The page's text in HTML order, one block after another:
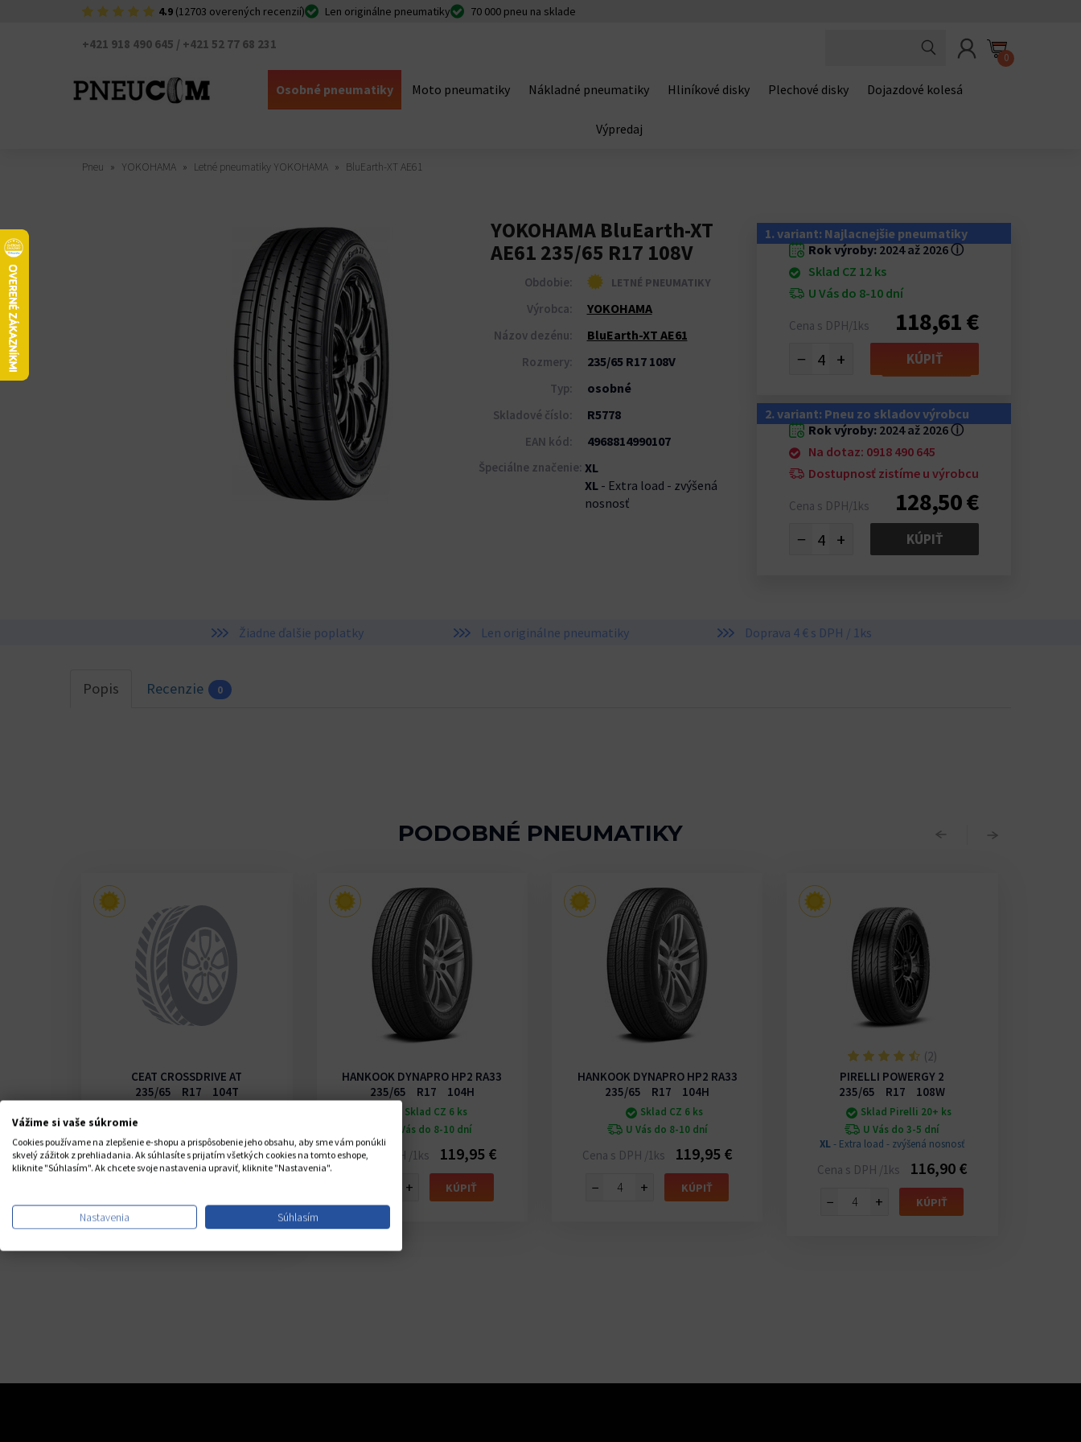
4.9 (12703 overených recenzií) Len originálne pneumatiky 70 000 pneu na sklade
+421 918 490 645 / +421 52 77 68 231
0
Osobné pneumatiky Moto pneumatiky Nákladné pneumatiky Hliníkové disky Plechové disky Dojazdové kolesá
Výpredaj
Pneu YOKOHAMA Letné pneumatiky YOKOHAMA BluEarth-XT AE61
YOKOHAMA BluEarth-XT
AE61 235/65 R17 108V
1. variant: Najlacnejšie pneumatiky
Rok výroby: 2024 až 2026ⓘ
Sklad CZ 12 ks
U Vás do 8-10 dní
Cena s DPH/1ks 118,61 €
− + KÚPIŤ
2. variant: Pneu zo skladov výrobcu
Rok výroby: 2024 až 2026ⓘ
Na dotaz: 0918 490 645
Dostupnosť zistíme u výrobcu
Cena s DPH/1ks 128,50 €
− + KÚPIŤ
Obdobie: LETNÉ PNEUMATIKY
Výrobca: YOKOHAMA
Názov dezénu: BluEarth-XT AE61
Rozmery: 235/65 R17 108V
Typ: osobné
Skladové číslo: R5778
EAN kód: 4968814990107
Špeciálne značenie: XL
XL- Extra load - zvýšená
nosnosť
Žiadne ďalšie poplatky Len originálne pneumatiky Doprava 4 € s DPH / 1ks
Popis Recenzie 0
PODOBNÉ PNEUMATIKY
CEAT CROSSDRIVE AT
235/65 R17 104T
RWL- Plastický biely nápis
Cena s DPH /1ks 118,20 €
− + KÚPIŤ
HANKOOK DYNAPRO HP2 RA33
235/65 R17 104H
Sklad CZ 6 ks
U Vás do 8-10 dní
Cena s DPH /1ks 119,95 €
+ KÚPIŤ
HANKOOK DYNAPRO HP2 RA33
235/65 R17 104H
Sklad CZ 6 ks
U Vás do 8-10 dní
Cena s DPH /1ks 119,95 €
− + KÚPIŤ
(2)
PIRELLI POWERGY 2
235/65 R17 108W
Sklad Pirelli 20+ ks
U Vás do 3-5 dní
XL- Extra load - zvýšená nosnosť
Cena s DPH /1ks 116,90 €
− + KÚPIŤ
Vážime si vaše súkromie
Cookies používame na zlepšenie e-shopu a prispôsobenie jeho obsahu, aby sme vám ponúkli
skvelý zážitok z prehliadania. Ak súhlasíte s prijatím všetkých cookies na tomto eshope,
kliknite "Súhlasím". Ak chcete svoje nastavenia upraviť, kliknite "Nastavenia".
Nastavenia Súhlasím